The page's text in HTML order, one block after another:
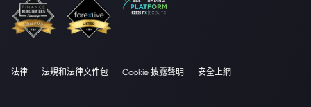
法律 法規和法律文件包 Cookie 披露聲明 安全上網